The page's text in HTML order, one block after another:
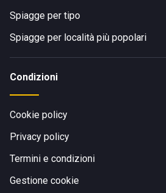
Spiagge per tipo
Spiagge per località più popolari
Condizioni
Cookie policy
Privacy policy
Termini e condizioni
Gestione cookie